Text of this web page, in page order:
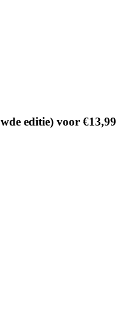
editie) voor €13,99